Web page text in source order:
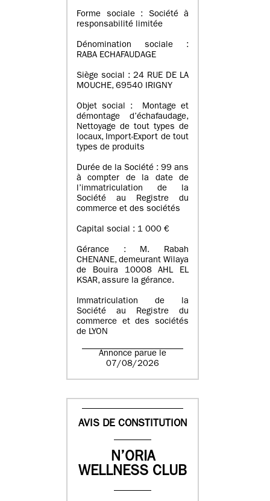
Forme sociale : Société à
responsabilité limitée
Dénomination sociale :
RABA ECHAFAUDAGE
Siège social : 24 RUE DE LA
MOUCHE, 69540 IRIGNY
Objet social : Montage et
démontage d’échafaudage,
Nettoyage de tout types de
locaux, Import-Export de tout
types de produits
Durée de la Société : 99 ans
à compter de la date de
l’immatriculation de la
Société au Registre du
commerce et des sociétés
Capital social : 1 000 €
Gérance : M. Rabah
CHENANE, demeurant Wilaya
de Bouira 10008 AHL EL
KSAR, assure la gérance.
Immatriculation de la
Société au Registre du
commerce et des sociétés
de LYON
Annonce parue le
07/08/2026
AVIS DE CONSTITUTION
N’ORIA
WELLNESS CLUB